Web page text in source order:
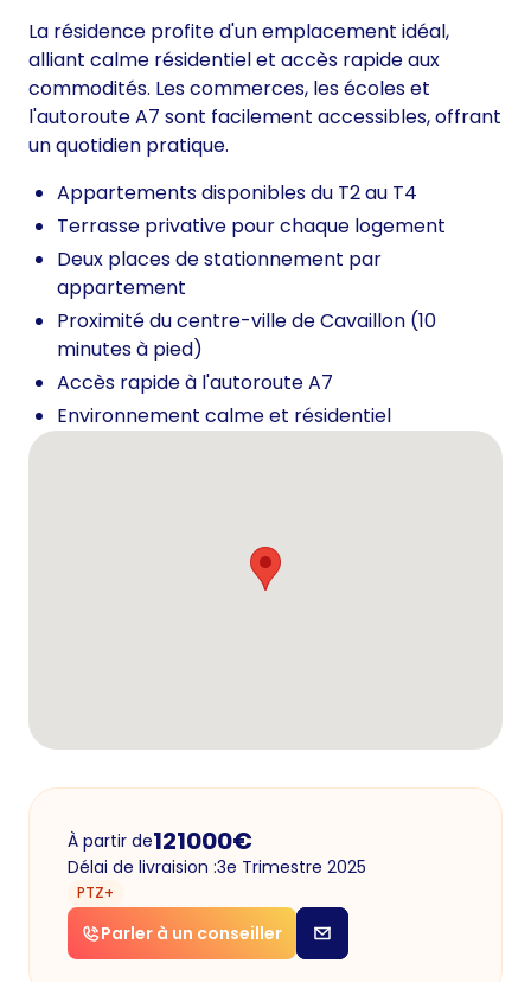
La résidence profite d'un emplacement idéal,
alliant calme résidentiel et accès rapide aux
commodités. Les commerces, les écoles et
l'autoroute A7 sont facilement accessibles, offrant
un quotidien pratique.
Appartements disponibles du T2 au T4
Terrasse privative pour chaque logement
Deux places de stationnement par
appartement
Proximité du centre-ville de Cavaillon (10
minutes à pied)
Accès rapide à l'autoroute A7
Environnement calme et résidentiel
À partir de121000€
Délai de livraision :3e Trimestre 2025
PTZ+
Parler à un conseiller